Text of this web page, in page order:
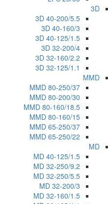
3D
3D 40-200/5.5
3D 40-160/3
3D 40-125/1.5
3D 32-200/4
3D 32-160/2.2
3D 32-125/1.1
MMD
MMD 80-250/37
MMD 80-200/30
MMD 80-160/18.5
MMD 80-160/15
MMD 65-250/37
MMD 65-250/22
MD
MD 40-125/1.5
MD 32-250/9.2
MD 32-250/5.5
MD 32-200/3
MD 32-160/1.5